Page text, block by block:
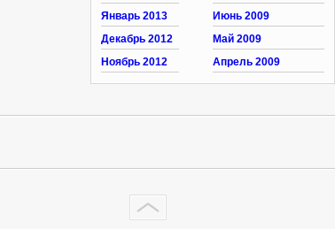
Январь 2013
Декабрь 2012
Ноябрь 2012
Июнь 2009
Май 2009
Апрель 2009